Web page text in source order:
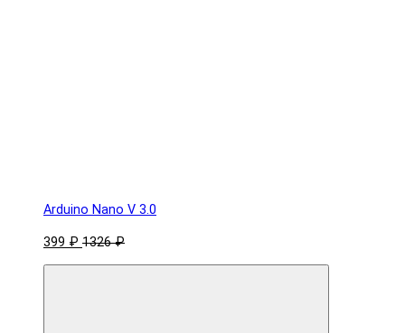
Arduino Nano V 3.0
399 ₽ 1326 ₽